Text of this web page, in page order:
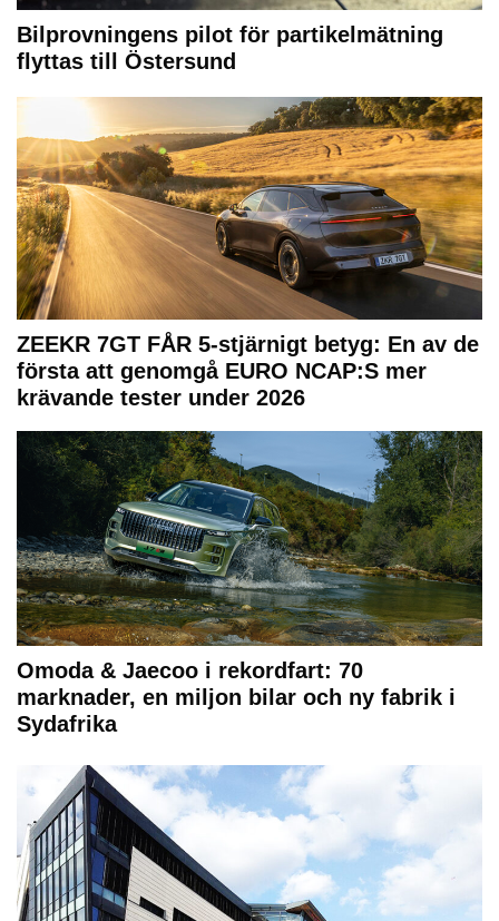
Bilprovningens pilot för partikelmätning
flyttas till Östersund
ZEEKR 7GT FÅR 5-stjärnigt betyg: En av de
första att genomgå EURO NCAP:S mer
krävande tester under 2026
Omoda & Jaecoo i rekordfart: 70
marknader, en miljon bilar och ny fabrik i
Sydafrika